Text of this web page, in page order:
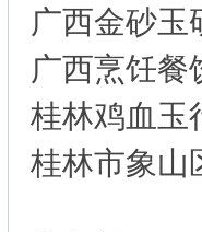
广西金砂玉
广西烹饪餐
桂林鸡血玉
桂林市象山